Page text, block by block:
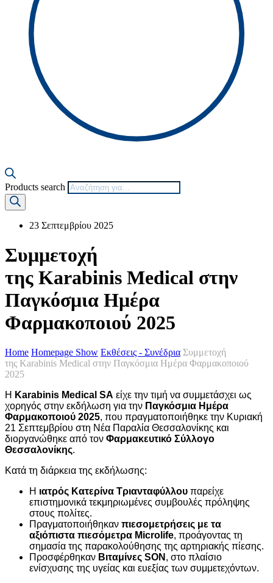
Products search
23 Σεπτεμβρίου 2025
Συμμετοχή
της Karabinis Medical στην
Παγκόσμια Ημέρα
Φαρμακοποιού 2025
Home Homepage Show Εκθέσεις - Συνέδρια Συμμετοχή
της Karabinis Medical στην Παγκόσμια Ημέρα Φαρμακοποιού
2025
Η Karabinis Medical SA είχε την τιμή να συμμετάσχει ως
χορηγός στην εκδήλωση για την Παγκόσμια Ημέρα
Φαρμακοποιού 2025, που πραγματοποιήθηκε την Κυριακή
21 Σεπτεμβρίου στη Νέα Παραλία Θεσσαλονίκης και
διοργανώθηκε από τον Φαρμακευτικό Σύλλογο
Θεσσαλονίκης.
Κατά τη διάρκεια της εκδήλωσης:
Η ιατρός Κατερίνα Τριανταφύλλου παρείχε
επιστημονικά τεκμηριωμένες συμβουλές πρόληψης
στους πολίτες.
Πραγματοποιήθηκαν πιεσομετρήσεις με τα
αξιόπιστα πιεσόμετρα Microlife, προάγοντας τη
σημασία της παρακολούθησης της αρτηριακής πίεσης.
Προσφέρθηκαν Βιταμίνες SON , στο πλαίσιο
ενίσχυσης της υγείας και ευεξίας των συμμετεχόντων.